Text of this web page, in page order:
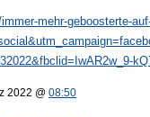
mehr-geboosterte-
2022 @ 08:50